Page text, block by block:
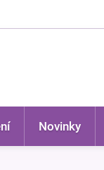
Novinky